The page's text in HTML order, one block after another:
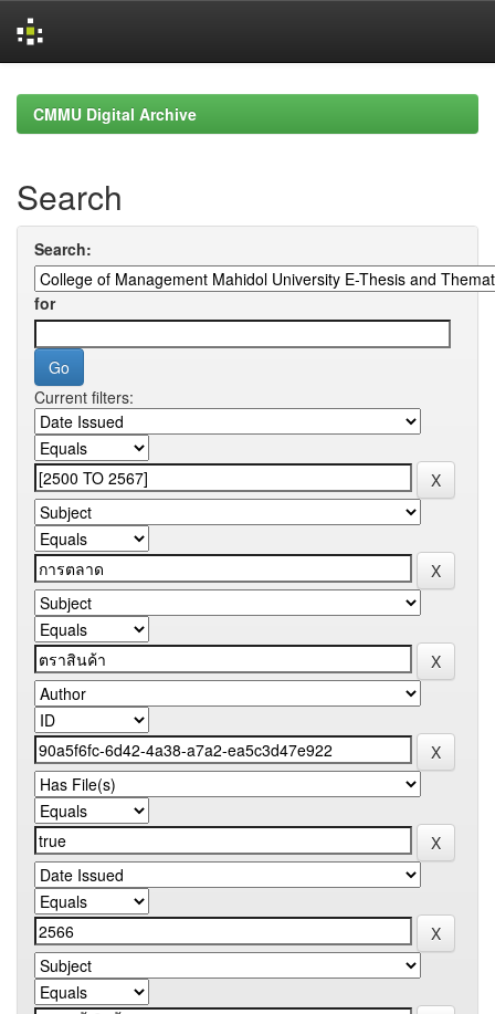
navigationCMMU Digital Archive
Search
Search:
for
Current filters: